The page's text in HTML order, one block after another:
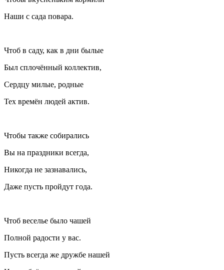
Наши с сада повара.
Чтоб в саду, как в дни былые
Был сплочённый коллектив,
Сердцу милые, родные
Тех времён людей актив.
Чтобы также собирались
Вы на праздники всегда,
Никогда не зазнавались,
Даже пусть пройдут года.
Чтоб веселье было чашей
Полной радости у вас.
Пусть всегда же дружбе нашей